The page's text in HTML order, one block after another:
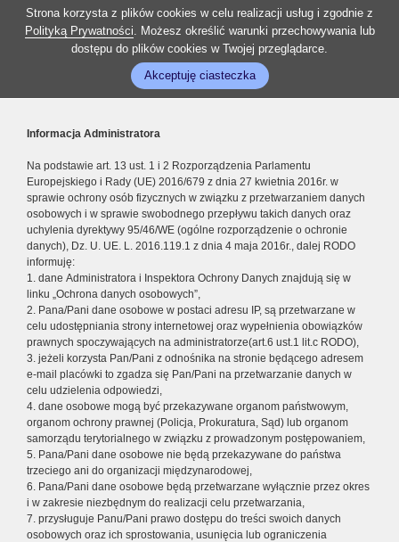
Strona korzysta z plików cookies w celu realizacji usług i zgodnie z
Polityką Prywatności. Możesz określić warunki przechowywania lub
dostępu do plików cookies w Twojej przeglądarce.
Akceptuję ciasteczka
Informacja Administratora
Na podstawie art. 13 ust. 1 i 2 Rozporządzenia Parlamentu
Europejskiego i Rady (UE) 2016/679 z dnia 27 kwietnia 2016r. w
sprawie ochrony osób fizycznych w związku z przetwarzaniem danych
osobowych i w sprawie swobodnego przepływu takich danych oraz
uchylenia dyrektywy 95/46/WE (ogólne rozporządzenie o ochronie
danych), Dz. U. UE. L. 2016.119.1 z dnia 4 maja 2016r., dalej RODO
informuję:
1. dane Administratora i Inspektora Ochrony Danych znajdują się w
linku „Ochrona danych osobowych”,
2. Pana/Pani dane osobowe w postaci adresu IP, są przetwarzane w
celu udostępniania strony internetowej oraz wypełnienia obowiązków
prawnych spoczywających na administratorze(art.6 ust.1 lit.c RODO),
3. jeżeli korzysta Pan/Pani z odnośnika na stronie będącego adresem
e-mail placówki to zgadza się Pan/Pani na przetwarzanie danych w
celu udzielenia odpowiedzi,
4. dane osobowe mogą być przekazywane organom państwowym,
organom ochrony prawnej (Policja, Prokuratura, Sąd) lub organom
samorządu terytorialnego w związku z prowadzonym postępowaniem,
5. Pana/Pani dane osobowe nie będą przekazywane do państwa
trzeciego ani do organizacji międzynarodowej,
6. Pana/Pani dane osobowe będą przetwarzane wyłącznie przez okres
i w zakresie niezbędnym do realizacji celu przetwarzania,
7. przysługuje Panu/Pani prawo dostępu do treści swoich danych
osobowych oraz ich sprostowania, usunięcia lub ograniczenia